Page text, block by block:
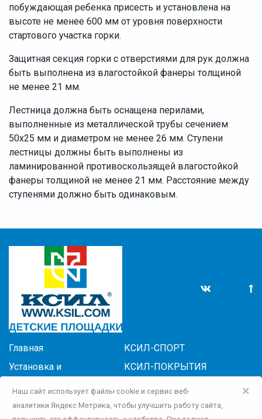
побуждающая ребенка присесть и установлена на
высоте не менее 600 мм от уровня поверхности
стартового участка горки.
Защитная секция горки с отверстиями для рук должна
быть выполнена из влагостойкой фанеры толщиной
не менее 21 мм.
Лестница должна быть оснащена перилами,
выполненные из металлической трубы сечением
50х25 мм и диаметром не менее 26 мм. Ступени
лестницы должны быть выполнены из
ламинированной противоскользящей влагостойкой
фанеры толщиной не менее 21 мм. Расстояние между
ступенями должно быть одинаковым.
Главная
Установка и
КСИЛ-СПОРТ
КСИЛ-ПОКРЫТИЯ
БЛАГОУСТРОЙСТВО
КСИЛ САДОВО-ПАРКОВОЕ
×
Наш сайт использует файлы cookie и сервис веб-
аналитики Яндекс Метрика, чтобы улучшить работу сайта,